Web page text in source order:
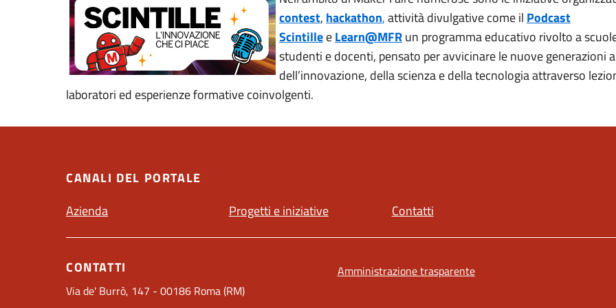
contest, hackathon,attività divulgative come il Podcast
ScintilleeLearn@MFRun programma educativo rivolto a
studenti e docenti, pensato per avvicinare le nuove generazioni
dell’innovazione, della scienza e della tecnologia attraverso
laboratori ed esperienze formative coinvolgenti.
CANALI DEL PORTALE
Azienda
Progetti e iniziative Contatti
CONTATTI
Via de' Burrò, 147 - 00186 Roma (RM)
Amministrazione trasparente